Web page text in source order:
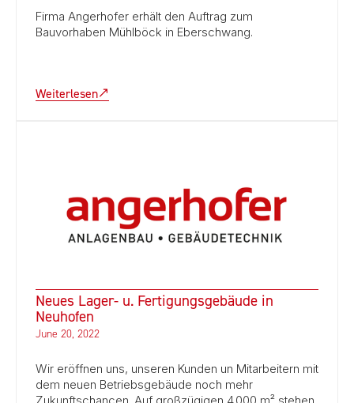
Firma Angerhofer erhält den Auftrag zum
Bauvorhaben Mühlböck in Eberschwang.
Weiterlesen
Neues Lager- u. Fertigungsgebäude in
Neuhofen
June 20, 2022
Wir eröffnen uns, unseren Kunden un Mitarbeitern mit
dem neuen Betriebsgebäude noch mehr